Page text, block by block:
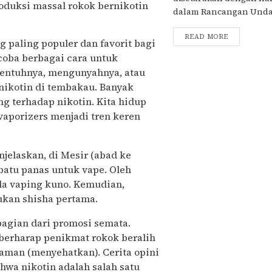
massal rokok bernikotin
paling populer dan favorit bagi
berbagai cara untuk
mengunyahnya, atau
di tembakau. Banyak
terhadap nikotin. Kita hidup
menjadi tren keren
di Mesir (abad ke
panas untuk vape. Oleh
vaping kuno. Kemudian,
shisha pertama.
dari promosi semata.
penikmat rokok beralih
(menyehatkan). Cerita opini
nikotin adalah salah satu
dalam Rancangan
READ MORE